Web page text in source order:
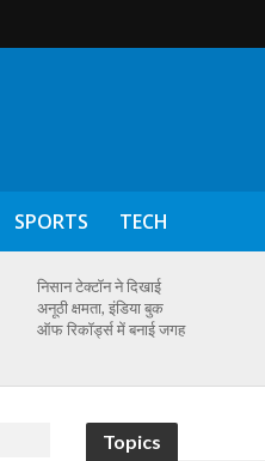
SPORTS TECH
निसान टेक्टॉन ने दिखाई
अनूठी क्षमता, इंडिया बुक
ऑफ रिकॉर्ड्स में बनाई जगह
Topics